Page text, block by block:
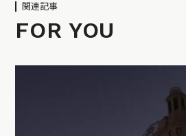
関連記事
FOR YOU